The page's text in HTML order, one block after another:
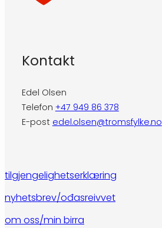
Kontakt
Edel Olsen
Telefon +47 949 86 378
E-post edel.olsen@tromsfylke.no
tilgjengelighetserklæring
nyhetsbrev/ođasreivvet
om oss/min birra